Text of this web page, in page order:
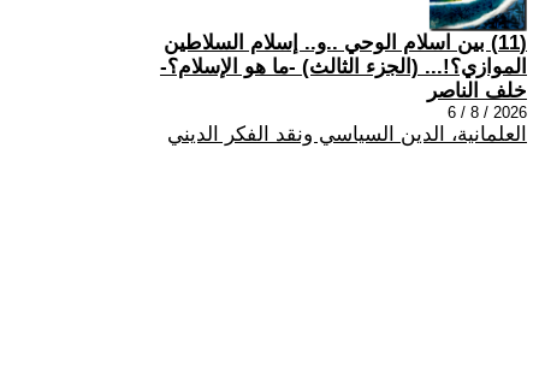
(11) بين اسلام الوحي ..و.. إسلام السلاطين
الموازي؟!... (الجزء الثالث) -ما هو الإسلام؟-
خلف الناصر
2026 / 8 / 6
العلمانية، الدين السياسي ونقد الفكر الديني